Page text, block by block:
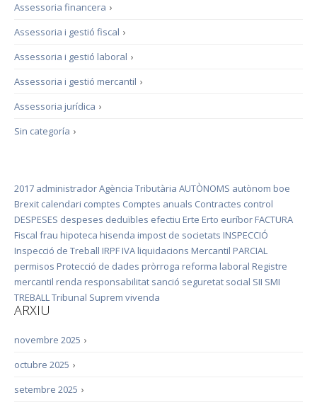
›
Assessoria financera
›
Assessoria i gestió fiscal
›
Assessoria i gestió laboral
›
Assessoria i gestió mercantil
›
Assessoria jurídica
›
Sin categoría
2017 administradorAgència Tributària AUTÒNOMS autònom boe
Brexit calendari comptes Comptes anuals Contractes control
DESPESES despeses deduïbles efectiu Erte Erto euríbor FACTURA
Fiscal frau hipoteca hisenda impost de societats INSPECCIÓ
Inspecció de Treball IRPF IVA liquidacions Mercantil PARCIAL
permisos Protecció de dades pròrroga reforma laboral Registre
mercantil renda responsabilitat sanció seguretat social SII SMI
TREBALLTribunal Suprem vivenda
ARXIU
›
novembre 2025
›
octubre 2025
›
setembre 2025